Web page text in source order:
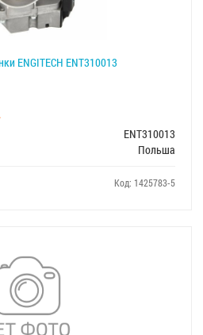
ENGITECH ENT310013
ENT310013
Польша
Код: 1425783-5